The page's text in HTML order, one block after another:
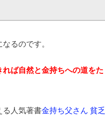
るのです。
ば自然と金持ちへの道をた
る人気著書金持ち父さん 貧乏